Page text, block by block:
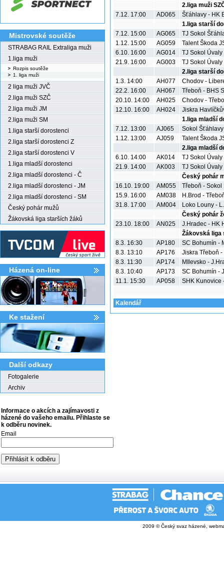
Mistrovské soutěže
STRABAG RAIL Extraliga muži
1.liga muži
Rozpis soutěže
1. liga muži
2 liga muži JVČ
2.liga muži SZČ
2.liga muži JM
2.liga muži SM
1.liga starší dorostenci
2.liga starší dorostenci Z
2.liga starší dorostenci V
1.liga mladší dorostenci
2.liga mladší dorostenci - Č
2.liga mladší dorostenci - JM
2.liga mladší dorostenci - SM
Český pohár mužů
Žákovská liga starších žáků
Házená on-line
Ke stažení­
Další odkazy
Fotogalerie
Archiv
Informace o akcích a zajímavosti z
házené do vašeho emailu. Přihlaste se
k odběru novinek.
Email
2.liga muži
7.12. 17:00
AD065
Šťáhlavy - HK
1.liga starší
7.12. 15:00
AG065
TJ Sokol
1.12. 15:00
AG059
Talent Škoda
6.10. 16:00
AG014
TJ Sokol Úvaly
21.9. 16:00
AG003
TJ Sokol
2.liga starší
1.3. 14:00
AH077
Chodov -
22.2. 16:00
AH067
Třeboň - BHS
20.10. 14:00
AH025
Chodov -
12.10. 16:00
AH024
Jiskra
1.liga mladší
7.12. 13:00
AJ065
Sokol
1.12. 13:00
AJ059
Talent Škoda
2.liga mladší
6.10. 14:00
AK014
TJ Sokol Úvaly
21.9. 14:00
AK003
TJ Sokol
Český pohár
16.10. 19:00
AM055
Třeboň - Sokol
15.9. 16:00
AM038
H.Brod -
31.8. 17:00
AM004
Loko Louny -
Český pohár
23.10. 18:00
AN025
J.Hradec - HK
Žákovská liga
8.3. 16:30
AP180
SC Bohumín -
8.3. 13:10
AP176
Jiskra Třeboň
8.3. 11:30
AP174
MIlevsko -
8.3. 10:40
AP173
SC Bohumín -
11.1. 15:30
AP058 SHK Kunovice
Kalendář
2009 © Český svaz házené,